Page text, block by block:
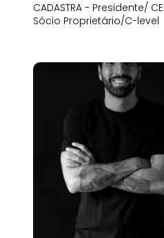
CADASTRA - Presidente/
Sócio Proprietário/C-level